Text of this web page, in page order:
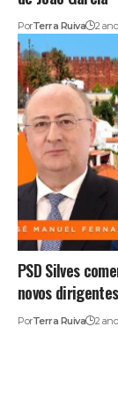
PorTerra Ruiva 2
PSD Silves
novos
PorTerra Ruiva 2